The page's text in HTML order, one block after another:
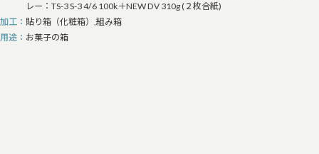
レー：TS-3 S-3 4/6 100k＋NEW DV 310g (２枚合紙)
加工
貼り箱（化粧箱）,組み箱
用途
お菓子の箱